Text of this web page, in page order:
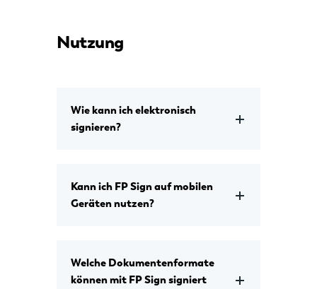
Nutzung
Wie kann ich elektronisch
signieren?
Kann ich FP Sign auf mobilen
Geräten nutzen?
Welche Dokumentenformate
können mit FP Sign signiert